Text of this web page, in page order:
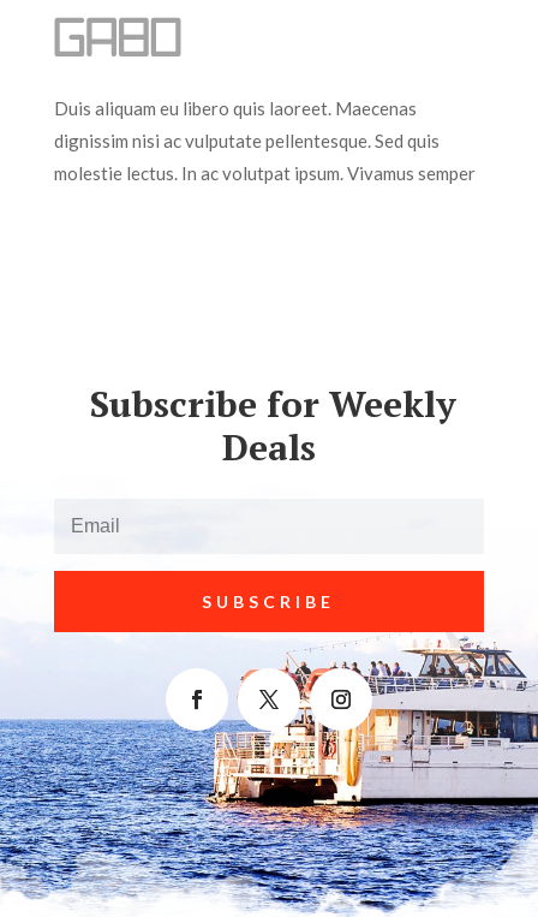
Duis aliquam eu libero quis laoreet. Maecenas
dignissim nisi ac vulputate pellentesque. Sed quis
molestie lectus. In ac volutpat ipsum. Vivamus semper
Subscribe for Weekly
Deals
SUBSCRIBE